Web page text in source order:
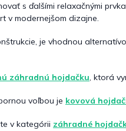
s ďalšími relaxačnými
v modernejšom dizajne.
je vhodnou
záhradnú hojdačku, ktorá
voľbou je kovová
v kategórii záhradné